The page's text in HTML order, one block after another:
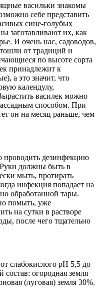
васильки знакомы
себе представить
сине-голубых
заготавливают их, как
И очень нас, садоводов,
от традиций и
по высоте сорта
принадлежит к
а это значит, что
календулу,
василек можно
способом. При
он на месяц раньше, чем
проводить дезинфекцию
должны быть в
мыть, протирать
инфекция попадает на
обработанной тары.
помыть, уже
на сутки в растворе
после чего тщательно
слабокислого рН 5,5 до
огородная земля
(луговая) земля 30%.